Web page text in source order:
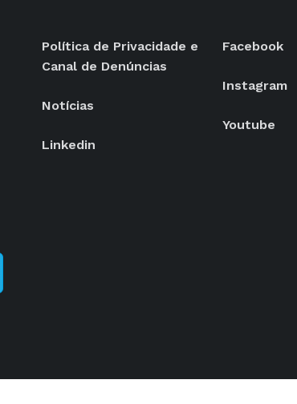
Política de Privacidade e
Canal de Denúncias
Notícias
Linkedin
Facebook
Instagram
Youtube